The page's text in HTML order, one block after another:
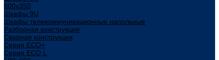
600x350
Шкафы 9U
Шкафы телекоммуникационные напольные
Разборная конструкция
Сварная конструкция
Серия ECO+
Серия ECO L